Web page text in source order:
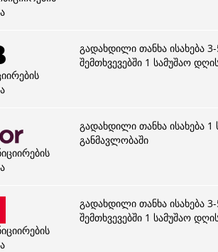
გადახდილი თანხა ისახება
შემთხვევებში 1 სამუშაო
გადახდილი თანხა ისახება 1
განმავლობაში
გადახდილი თანხა ისახება
შემთხვევებში 1 სამუშაო